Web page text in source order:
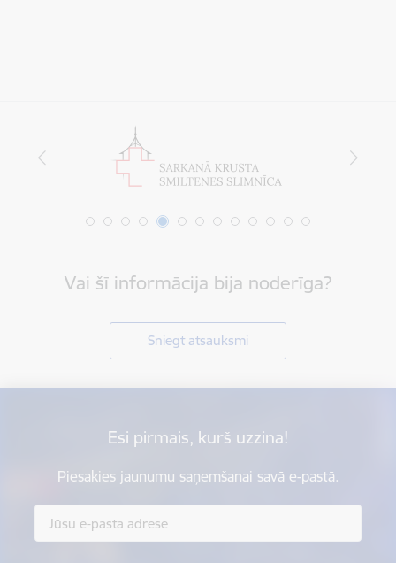
Vai šī informācija bija noderīga?
Sniegt atsauksmi
Esi pirmais, kurš uzzina!
Piesakies jaunumu saņemšanai savā e-pastā.